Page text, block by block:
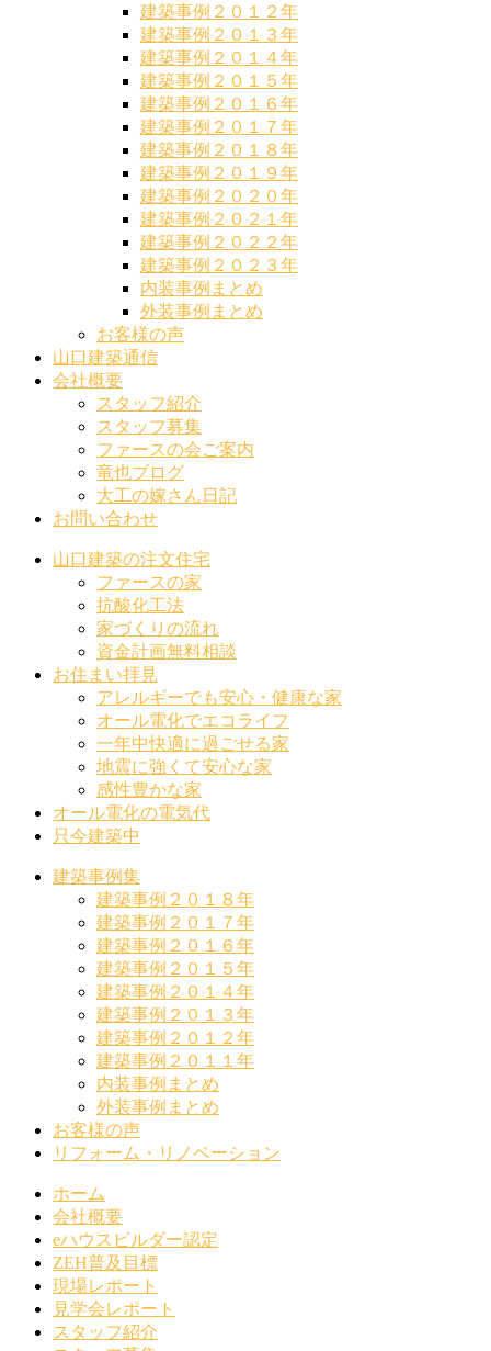
建築事例２０１２年
建築事例２０１３年
建築事例２０１４年
建築事例２０１５年
建築事例２０１６年
建築事例２０１７年
建築事例２０１８年
建築事例２０１９年
建築事例２０２０年
建築事例２０２１年
建築事例２０２２年
建築事例２０２３年
内装事例まとめ
外装事例まとめ
お客様の声
山口建築通信
会社概要
スタッフ紹介
スタッフ募集
ファースの会ご案内
竜也ブログ
大工の嫁さん日記
お問い合わせ
山口建築の注文住宅
ファースの家
抗酸化工法
家づくりの流れ
資金計画無料相談
お住まい拝見
アレルギーでも安心・健康な家
オール電化でエコライフ
一年中快適に過ごせる家
地震に強くて安心な家
感性豊かな家
オール電化の電気代
只今建築中
建築事例集
建築事例２０１８年
建築事例２０１７年
建築事例２０１６年
建築事例２０１５年
建築事例２０１４年
建築事例２０１３年
建築事例２０１２年
建築事例２０１１年
内装事例まとめ
外装事例まとめ
お客様の声
リフォーム・リノベーション
ホーム
会社概要
eハウスビルダー認定
ZEH普及目標
現場レポート
見学会レポート
スタッフ紹介